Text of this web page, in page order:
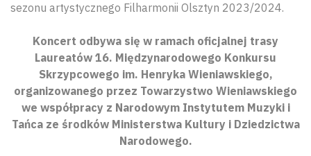
sezonu artystycznego Filharmonii Olsztyn 2023/2024.
Koncert odbywa się w ramach oficjalnej trasy
Laureatów 16. Międzynarodowego Konkursu
Skrzypcowego im. Henryka Wieniawskiego,
organizowanego przez Towarzystwo Wieniawskiego
we współpracy z Narodowym Instytutem Muzyki i
Tańca ze środków Ministerstwa Kultury i Dziedzictwa
Narodowego.